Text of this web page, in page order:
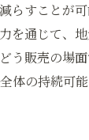
らすことが
を通じて、
う販売の場
体の持続可